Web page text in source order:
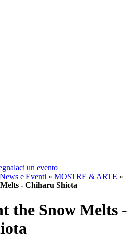
un evento
News e Eventi » MOSTRE & ARTE »
- Chiharu Shiota
the Snow Melts -